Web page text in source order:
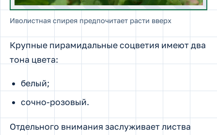
Иволистная спирея предпочитает расти вверх
Крупные пирамидальные соцветия имеют два
тона цвета:
белый;
сочно-розовый.
Отдельного внимания заслуживает листва